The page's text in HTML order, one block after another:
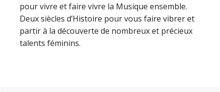
pour vivre et faire vivre la Musique ensemble.
Deux siècles d’Histoire pour vous faire vibrer et
partir à la découverte de nombreux et précieux
talents féminins.